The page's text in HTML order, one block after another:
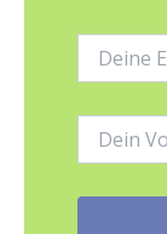
Mail-